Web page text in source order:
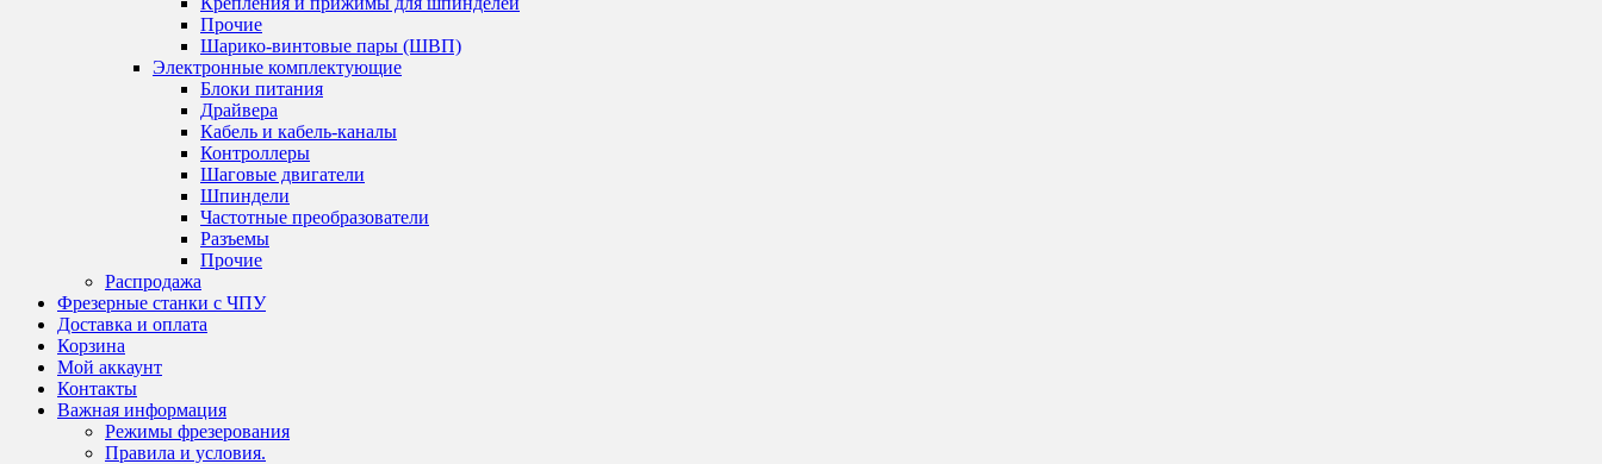
Прочие
Шарико-винтовые пары (ШВП)
Электронные комплектующие
Блоки питания
Драйвера
Кабель и кабель-каналы
Контроллеры
Шаговые двигатели
Шпиндели
Частотные преобразователи
Разъемы
Прочие
Распродажа
Фрезерные станки с ЧПУ
Доставка и оплата
Корзина
Мой аккаунт
Контакты
Важная информация
Режимы фрезерования
Правила и условия.